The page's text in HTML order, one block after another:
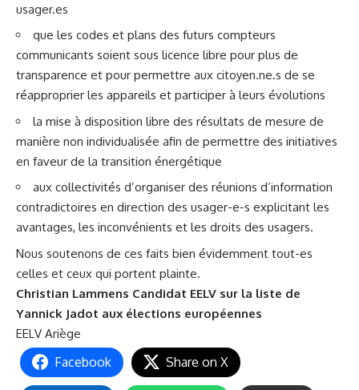
usager.es
que les codes et plans des futurs compteurs
communicants soient sous licence libre pour plus de
transparence et pour permettre aux citoyen.ne.s de se
réapproprier les appareils et participer à leurs évolutions
la mise à disposition libre des résultats de mesure de
manière non individualisée afin de permettre des initiatives
en faveur de la transition énergétique
aux collectivités d’organiser des réunions d’information
contradictoires en direction des usager-e-s explicitant les
avantages, les inconvénients et les droits des usagers.
Nous soutenons de ces faits bien évidemment tout-es
celles et ceux qui portent plainte.
Christian Lammens Candidat EELV sur la liste de
Yannick Jadot aux élections européennes
EELV Ariège
Facebook Share on X